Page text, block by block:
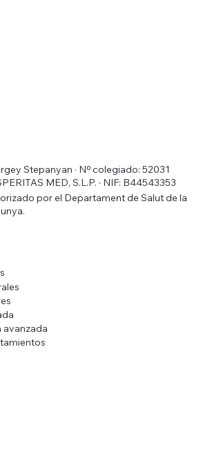
Stepanyan · Nº colegiado: 52031
MED, S.L.P. · NIF: B44543353
por el Departament de Salut de la
avanzada